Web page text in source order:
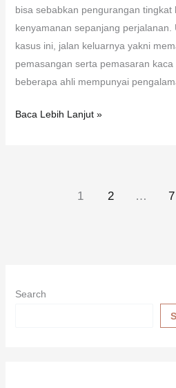
bisa sebabkan pengurangan tingkat
kenyamanan sepanjang perjalanan.
kasus ini, jalan keluarnya yakni
pemasangan serta pemasaran
beberapa ahli mempunyai
Baca Lebih Lanjut »
1 2 … 7
Search